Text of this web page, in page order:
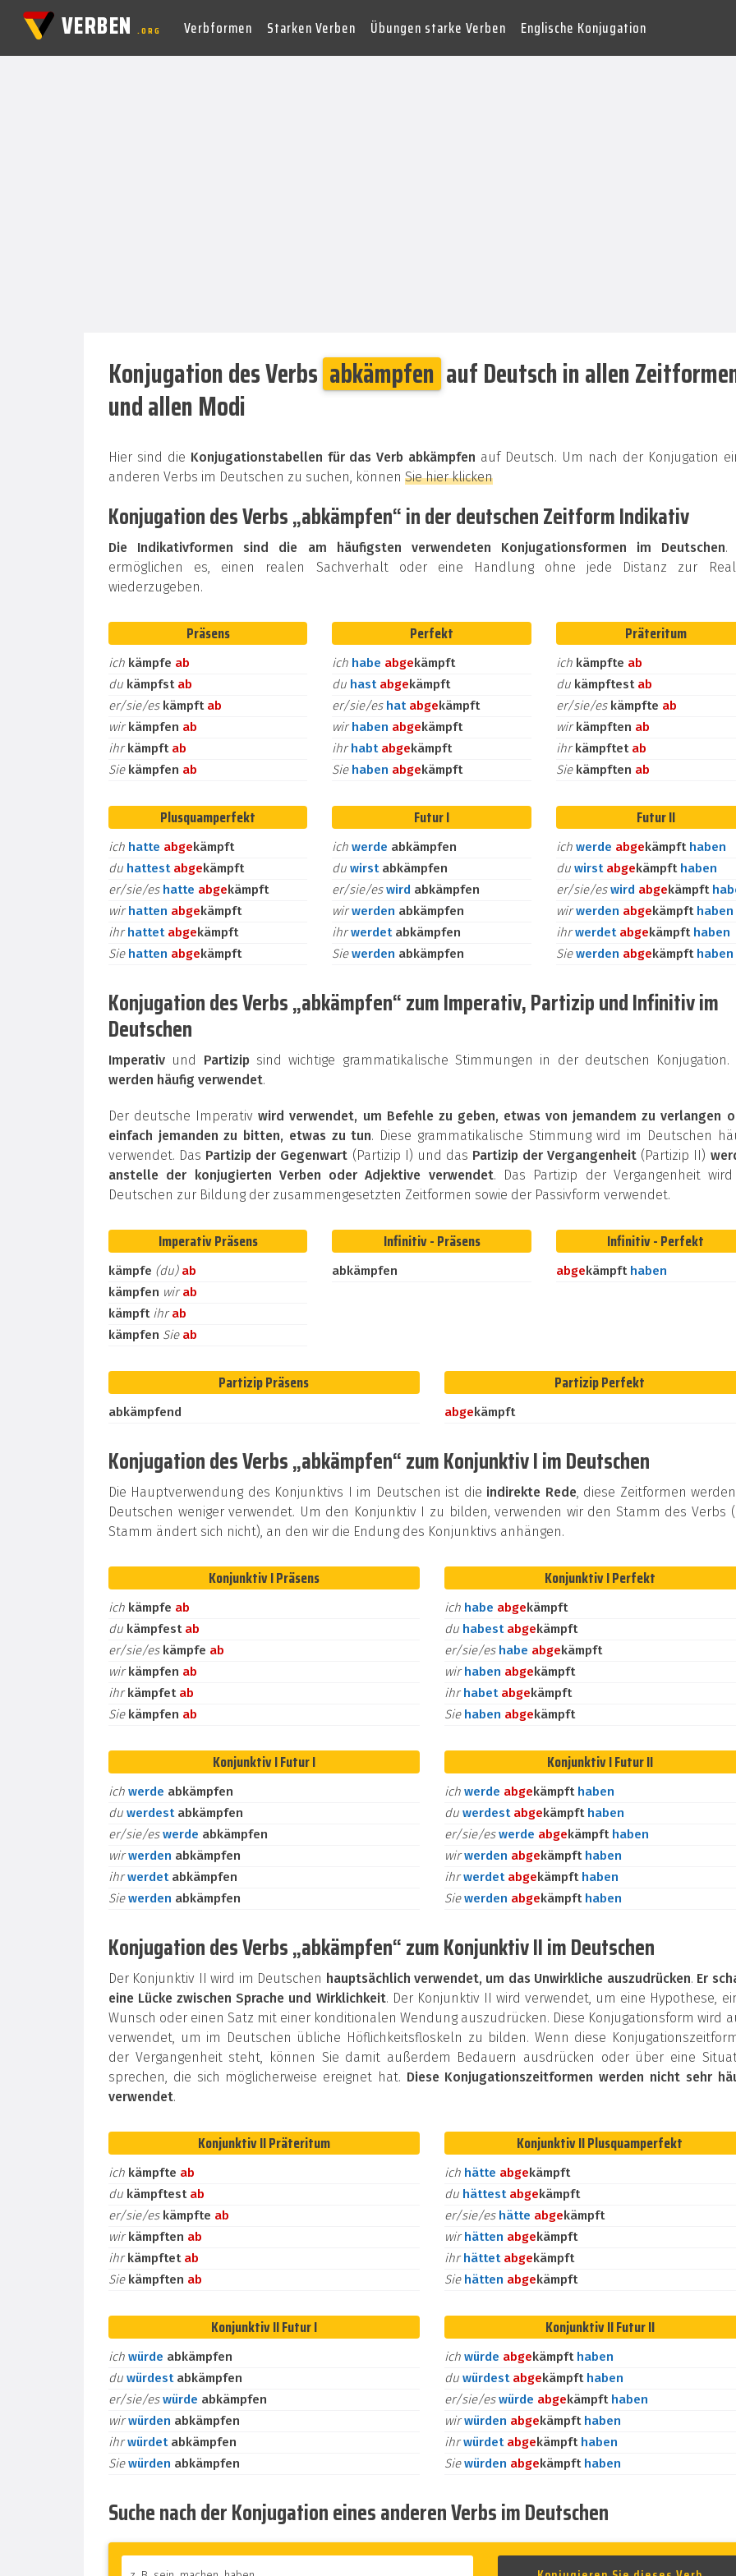
VERBEN.ORG Verbformen Starken Verben Übungen starke Verben Englische Konjugation
Konjugation des Verbs abkämpfen auf Deutsch in allen
und allen Modi
Hier sind die Konjugationstabellen für das Verb abkämpfen auf Deutsch. Um nach der Konjugation
anderen Verbs im Deutschen zu suchen, können Sie hier klicken
Konjugation des Verbs „abkämpfen“ in der deutschen Zeitform Indikativ
Die Indikativformen sind die am häufigsten verwendeten Konjugationsformen im Deutschen.
ermöglichen es, einen realen Sachverhalt oder eine Handlung ohne jede Distanz zur
wiederzugeben.
Präsens
ich kämpfe ab
du kämpfst ab
er/sie/es kämpft ab
wirkämpfen ab
ihrkämpft ab
Sie kämpfen ab
Perfekt
ich habe abgekämpft
du hast abgekämpft
er/sie/es hat abgekämpft
wirhaben abgekämpft
ihrhabt abgekämpft
Sie haben abgekämpft
Präteritum
ich kämpfte ab
du kämpftest ab
er/sie/es kämpfte ab
wirkämpften ab
ihrkämpftet ab
Sie kämpften ab
Plusquamperfekt
ich hatte abgekämpft
du hattest abgekämpft
er/sie/es hatte abgekämpft
wirhatten abgekämpft
ihrhattet abgekämpft
Sie hatten abgekämpft
Futur I
ichwerde abkämpfen
duwirst abkämpfen
er/sie/eswird abkämpfen
wirwerden abkämpfen
ihrwerdet abkämpfen
Siewerden abkämpfen
Futur II
ich werde abgekämpft haben
du wirst abgekämpft haben
er/sie/eswird abgekämpft
wirwerden abgekämpft haben
ihrwerdet abgekämpft haben
Siewerden abgekämpft haben
Konjugation des Verbs „abkämpfen“ zum Imperativ, Partizip und Infinitiv im
Deutschen
Imperativ und Partizipsind wichtige grammatikalische Stimmungen in der deutschen Konjugation.
werden häufig verwendet.
Der deutsche Imperativwird verwendet, um Befehle zu geben, etwas von jemandem zu verlangen
einfach jemanden zu bitten, etwas zu tun. Diese grammatikalische Stimmung wird im Deutschen
verwendet. Das Partizip der Gegenwart (Partizip I) und das Partizip der Vergangenheit (Partizip II)
anstelle der konjugierten Verben oder Adjektive verwendet. Das Partizip der Vergangenheit
Deutschen zur Bildung der zusammengesetzten Zeitformen sowie der Passivform verwendet.
Imperativ Präsens
kämpfe (du) ab
kämpfen wirab
kämpft ihrab
kämpfen Sie ab
Infinitiv - Präsens
abkämpfen
Infinitiv - Perfekt
abgekämpft haben
Partizip Präsens
abkämpfend
Partizip Perfekt
abgekämpft
Konjugation des Verbs „abkämpfen“ zum Konjunktiv I im Deutschen
Die Hauptverwendung des Konjunktivs I im Deutschen ist die indirekte Rede, diese Zeitformen
Deutschen weniger verwendet. Um den Konjunktiv I zu bilden, verwenden wir den Stamm des Verbs
Stamm ändert sich nicht), an den wir die Endung des Konjunktivs anhängen.
Konjunktiv I Präsens
ich kämpfe ab
du kämpfest ab
er/sie/es kämpfe ab
wirkämpfen ab
ihrkämpfet ab
Sie kämpfen ab
Konjunktiv I Perfekt
ich habe abgekämpft
du habest abgekämpft
er/sie/es habe abgekämpft
wirhaben abgekämpft
ihrhabet abgekämpft
Sie haben abgekämpft
Konjunktiv I Futur I
ich werde abkämpfen
du werdest abkämpfen
er/sie/eswerde abkämpfen
wirwerden abkämpfen
ihrwerdet abkämpfen
Siewerden abkämpfen
Konjunktiv I Futur II
ich werde abgekämpft haben
du werdest abgekämpft haben
er/sie/eswerde abgekämpft haben
wirwerden abgekämpft haben
ihrwerdet abgekämpft haben
Siewerden abgekämpft haben
Konjugation des Verbs „abkämpfen“ zum Konjunktiv II im Deutschen
Der Konjunktiv II wird im Deutschen hauptsächlich verwendet, um das Unwirkliche auszudrücken. Er
eine Lücke zwischen Sprache und Wirklichkeit. Der Konjunktiv II wird verwendet, um eine Hypothese,
Wunsch oder einen Satz mit einer konditionalen Wendung auszudrücken. Diese Konjugationsform wird
verwendet, um im Deutschen übliche Höflichkeitsfloskeln zu bilden. Wenn diese
der Vergangenheit steht, können Sie damit außerdem Bedauern ausdrücken oder über eine
sprechen, die sich möglicherweise ereignet hat. Diese Konjugationszeitformen werden nicht sehr
verwendet.
Konjunktiv II Präteritum
ich kämpfte ab
du kämpftest ab
er/sie/es kämpfte ab
wirkämpften ab
ihrkämpftet ab
Sie kämpften ab
Konjunktiv II Plusquamperfekt
ich hätte abgekämpft
du hättest abgekämpft
er/sie/es hätte abgekämpft
wirhätten abgekämpft
ihrhättet abgekämpft
Sie hätten abgekämpft
Konjunktiv II Futur I
ich würde abkämpfen
du würdest abkämpfen
er/sie/eswürde abkämpfen
wirwürden abkämpfen
ihrwürdet abkämpfen
Siewürden abkämpfen
Konjunktiv II Futur II
ich würde abgekämpft haben
du würdest abgekämpft haben
er/sie/eswürde abgekämpft haben
wirwürden abgekämpft haben
ihrwürdet abgekämpft haben
Siewürden abgekämpft haben
Suche nach der Konjugation eines anderen Verbs im Deutschen